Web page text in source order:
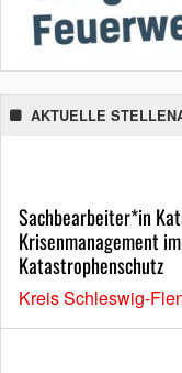
AKTUELLE
Sachbearbeiter*in
Krisenmanagement
Katastrophenschutz
Kreis Schleswig-